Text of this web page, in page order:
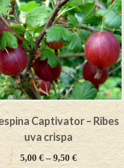
Captivator – Ribes
uva crispa
5,00 €–9,50 €